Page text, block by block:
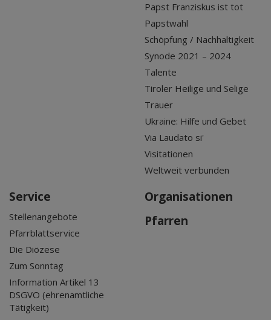
Papst Franziskus ist tot
Papstwahl
Schöpfung / Nachhaltigkeit
Synode 2021 – 2024
Talente
Tiroler Heilige und Selige
Trauer
Ukraine: Hilfe und Gebet
Via Laudato si'
Visitationen
Weltweit verbunden
Service
Stellenangebote
Pfarrblattservice
Die Diözese
Zum Sonntag
Information Artikel 13
DSGVO (ehrenamtliche
Tätigkeit)
Organisationen
Pfarren